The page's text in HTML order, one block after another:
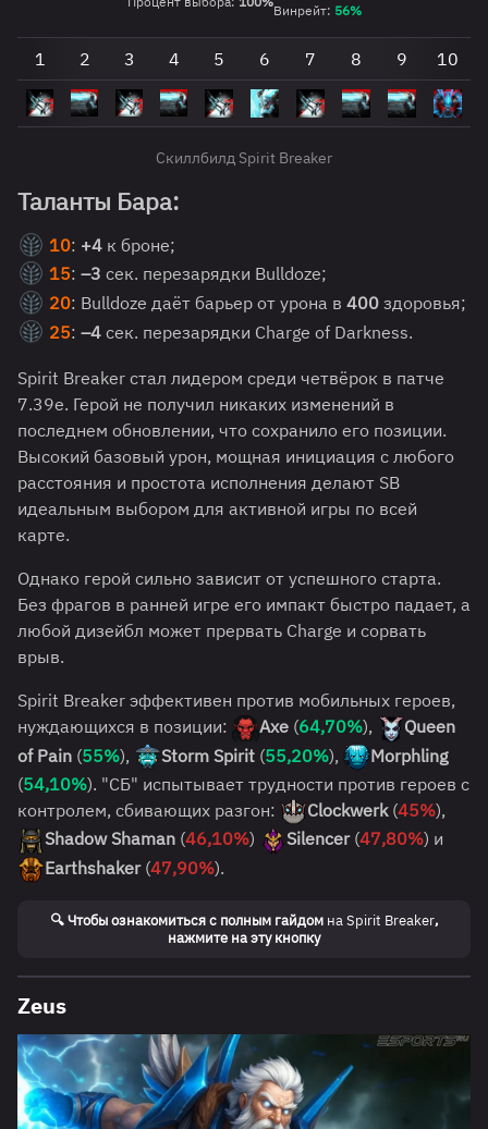
Винрейт: 56%
1 2 3 4 5 6 7 8 9 10
Скиллбилд Spirit Breaker
Таланты Бара:
10: +4 к броне;
15: –3 сек. перезарядки Bulldoze;
20: Bulldoze даёт барьер от урона в 400 здоровья;
25: –4 сек. перезарядки Charge of Darkness.
Spirit Breaker стал лидером среди четвёрок в патче
7.39e. Герой не получил никаких изменений в
последнем обновлении, что сохранило его позиции.
Высокий базовый урон, мощная инициация с любого
расстояния и простота исполнения делают SB
идеальным выбором для активной игры по всей
карте.
Однако герой сильно зависит от успешного старта.
Без фрагов в ранней игре его импакт быстро падает, а
любой дизейбл может прервать Charge и сорвать
врыв.
Spirit Breaker эффективен против мобильных героев,
нуждающихся в позиции:
Axe (64,70%),
Queen
of Pain (55%), Storm Spirit (55,20%),
Morphling
(54,10%). "СБ" испытывает трудности против героев с
контролем, сбивающих разгон:
Clockwerk (45%),
Shadow Shaman (46,10%) Silencer(47,80%) и
Earthshaker(47,90%).
🔍 Чтобы ознакомиться с полным гайдом на Spirit Breaker,
нажмите на эту кнопку
Zeus